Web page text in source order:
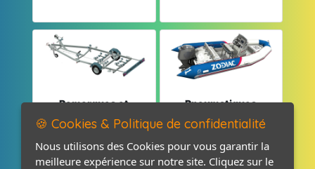
Remorques et
Pneumatiques
🍪 Cookies & Politique de confidentialité
Nous utilisons des Cookies pour vous garantir la
meilleure expérience sur notre site. Cliquez sur le